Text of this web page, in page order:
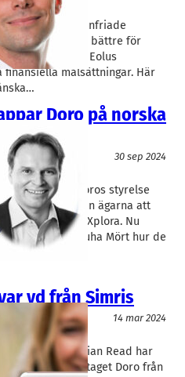
Biometics inte infriade
gick det desto bättre för
Kjell Group och Eolus
finansiella målsättningar. Här
Doro på norska
30 sep 2024
Juha Mört
Malmöbolaget Doros styrelse
i förra veckan ägarna att
från norska Xplora. Nu
Juha Mört hur de
vd från Simris
14 mar 2024
Julian Read
avgående vd Julian Read har
för teknikföretaget Doro från